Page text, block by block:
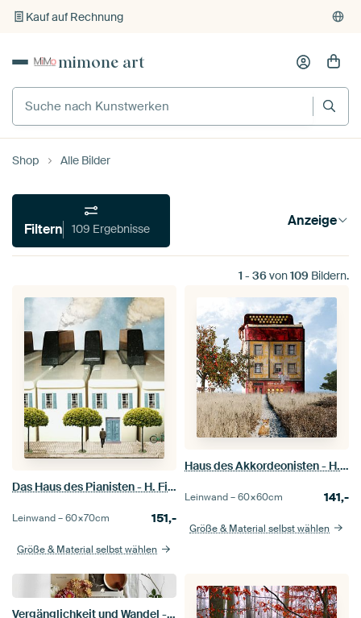
Kauf auf Rechnung
mimone art
Shop Alle Bilder
Filtern 109 Ergebnisse Anzeige
1 - 36von109 Bildern.
Das Haus des Pianisten - H. Fischer
Leinwand –60×70cm 151,-
Größe & Material selbst wählen
Haus des Akkordeonisten - H. Fischer
Leinwand –60×60cm 141,-
Größe & Material selbst wählen
Vergänglichkeit und Wandel - H. Fischer